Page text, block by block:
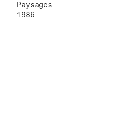
Paysages
1986